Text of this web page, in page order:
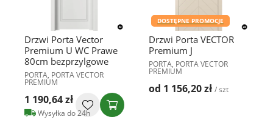
Drzwi Porta Vector
Premium U WC Prawe
80cm bezprzylgowe
PORTA, PORTA VECTOR
PREMIUM
1 190,64 zł
Wysyłka do 24h
DOSTĘPNE PROMOCJE
Drzwi Porta VECTOR
Premium J
PORTA, PORTA VECTOR
PREMIUM
od 1 156,20 zł / szt